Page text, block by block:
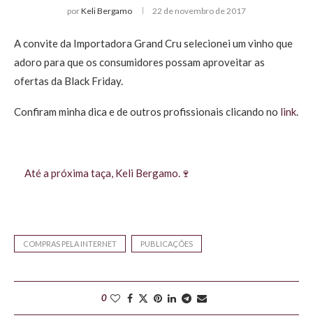
porKeli Bergamo 22 de novembro de 2017
A convite da Importadora Grand Cru selecionei um vinho que
adoro para que os consumidores possam aproveitar as
ofertas da Black Friday.
Confiram minha dica e de outros profissionais clicando no link.
Até a próxima taça, Keli Bergamo.🍷
COMPRAS PELA INTERNET PUBLICAÇÕES
0